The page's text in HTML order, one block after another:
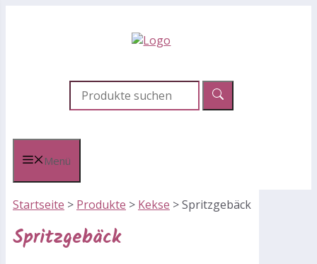
Menü
Startseite > Produkte > Kekse >Spritzgebäck
Spritzgebäck